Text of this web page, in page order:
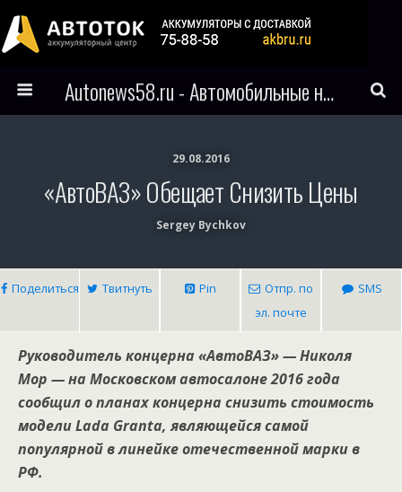
Autonews58.ru - Автомобильные новости Пензы и всего мира
29.08.2016
«АвтоВАЗ» Обещает Снизить Цены
Sergey Bychkov
Поделиться Твитнуть Pin
Отпр. по
эл. почте
SMS
Руководитель концерна «АвтоВАЗ» — Николя
Мор — на Московском автосалоне 2016 года
сообщил о планах концерна снизить стоимость
модели Lada Granta, являющейся самой
популярной в линейке отечественной марки в
РФ.